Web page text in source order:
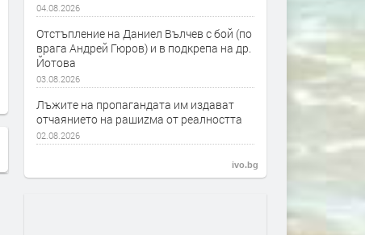
04.08.2026
Отстъпление на Даниел Вълчев с бой (по
врага Андрей Гюров) и в подкрепа на др.
Йотова
03.08.2026
Лъжите на пропагандата им издават
отчаянието на рашиzма от реалността
02.08.2026
ivo.bg